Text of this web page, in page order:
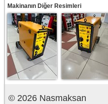
Makinanın Diğer Resimleri
© 2026 Nasmaksan